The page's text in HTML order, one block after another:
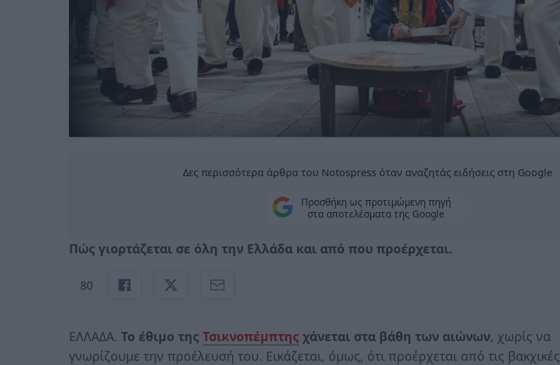
Δες περισσότερα άρθρα του Notospress όταν αναζητάς ειδήσεις στη Google
Προσθήκη ως προτιμώμενη πηγή
στα αποτελέσματα της Google
Πώς γιορτάζεται σε όλη την Ελλάδα και από που προέρχεται.
80
ΕΛΛΑΔΑ. Το έθιμο της Τσικνοπέμπτης χάνεται στα βάθη των αιώνων, χωρίς να
γνωρίζουμε την προέλευσή του. Εικάζεται, όμως, ότι προέρχεται από τις βακχικές